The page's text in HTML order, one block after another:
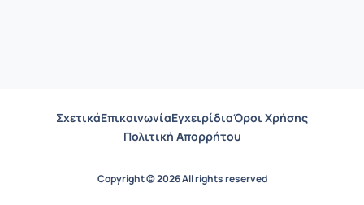
ΣχετικάΕπικοινωνίαΕγχειρίδιαΌροι Χρήσης
Πολιτική Απορρήτου
Copyright © 2026 All rights reserved